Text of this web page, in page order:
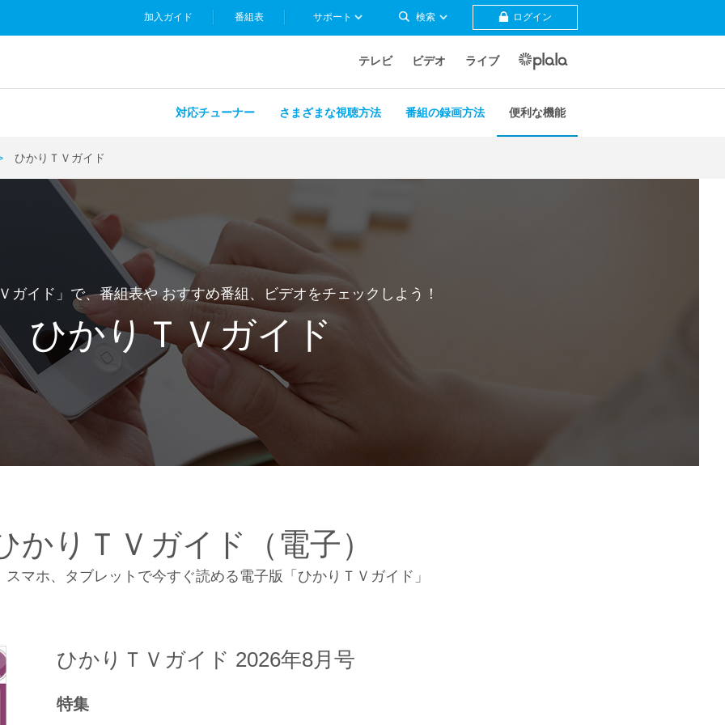
検索
加入ガイド 番組表 サポート ログイン
テレビ ビデオ ライブ
対応チューナー さまざまな視聴方法 番組の録画方法 便利な機能
ひかりＴＶガイド
ガイド」で、番組表やおすすめ番組、ビデオをチェックしよう！
ひかりＴＶガイド
かりＴＶガイド（電子）
スマホ、タブレットで今すぐ読める電子版「ひかりＴＶガイド」
ひかりＴＶガイド 2026年8月号
特集